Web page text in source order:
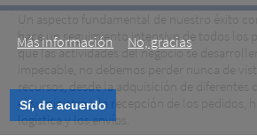
.
Más información
No, gracias
Sí, de acuerdo
Administración y
Administración y Gestión
Un aspecto fundamental de nuestro éxito
hace un seguimiento intensivo de todos los
que las actividades del negocio se
impecable, no debemos perder nunca de
recursos, desde la adquisición de diferentes
el suministro y la recepción de los pedidos,
logística y los envíos.